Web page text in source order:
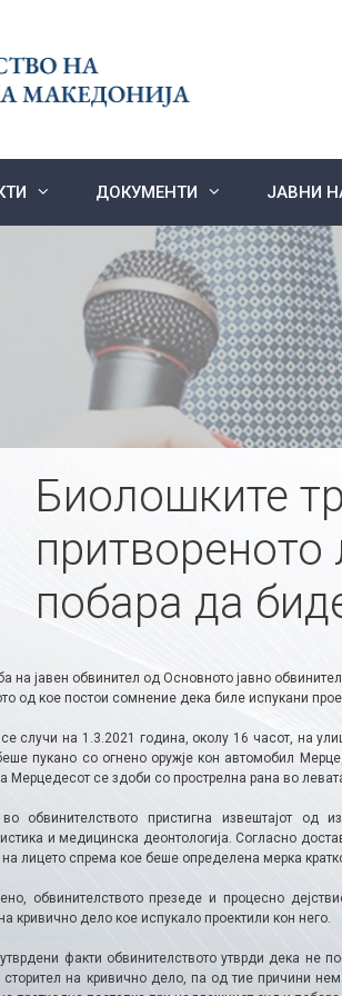
ДОКУМЕНТИ ЈАВНИ
Биолошките
притвореното
побара да
на јавен обвинител од Основното јавно
од кое постои сомнение дека биле испукани
случи на 1.3.2021 година, околу 16 часот, на
пукано со огнено оружје кон автомобил
Мерцедесот се здоби со прострелна рана во
обвинителството пристигна извештајот од
и медицинска деонтологија. Согласно
лицето спрема кое беше определена мерка
обвинителството презеде и процесно
кривично дело кое испукало проектили кон него.
факти обвинителството утврди дека не
сторител на кривично дело, па од тие причини